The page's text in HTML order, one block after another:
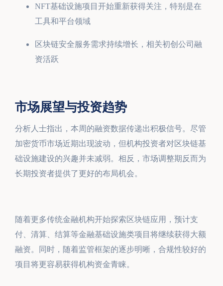
NFT基础设施项目开始重新获得关注，特别是在
工具和平台领域
区块链安全服务需求持续增长，相关初创公司融
资活跃
市场展望与投资趋势
分析人士指出，本周的融资数据传递出积极信号。尽管
加密货币市场近期出现波动，但机构投资者对区块链基
础设施建设的兴趣并未减弱。相反，市场调整期反而为
长期投资者提供了更好的布局机会。
随着更多传统金融机构开始探索区块链应用，预计支
付、清算、结算等金融基础设施类项目将继续获得大额
融资。同时，随着监管框架的逐步明晰，合规性较好的
项目将更容易获得机构资金青睐。